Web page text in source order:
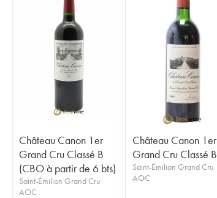
Château Canon 1er
Grand Cru Classé B
(CBO à partir de 6 bts)
Saint-Émilion Grand Cru
AOC
Château Canon 1er
Grand Cru Classé B
Saint-Émilion Grand Cru
AOC